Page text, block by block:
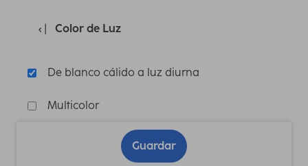
Color de Luz
De blanco cálido a luz diurna
Multicolor
Guardar